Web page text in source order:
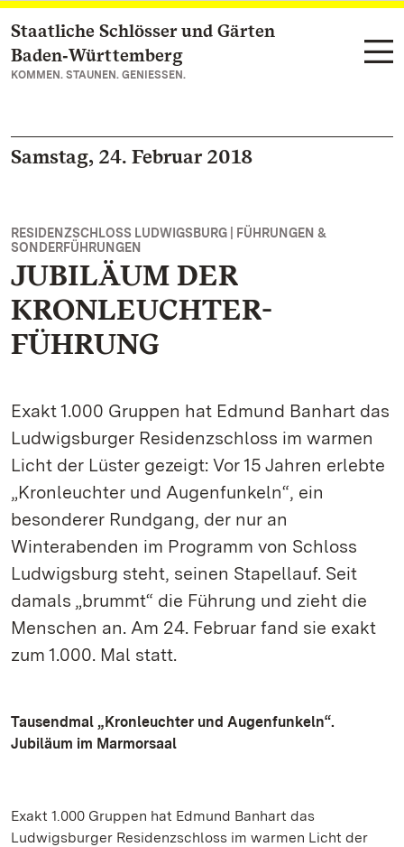
Zum Hauptinhalt springen
Staatliche Schlösser und Gärten
Baden‑Württemberg
KOMMEN. STAUNEN. GENIESSEN.
Samstag, 24. Februar 2018
RESIDENZSCHLOSS LUDWIGSBURG | FÜHRUNGEN &
SONDERFÜHRUNGEN
JUBILÄUM DER
KRONLEUCHTER-
FÜHRUNG
Exakt 1.000 Gruppen hat Edmund Banhart das
Ludwigsburger Residenzschloss im warmen
Licht der Lüster gezeigt: Vor 15 Jahren erlebte
„Kronleuchter und Augenfunkeln“, ein
besonderer Rundgang, der nur an
Winterabenden im Programm von Schloss
Ludwigsburg steht, seinen Stapellauf. Seit
damals „brummt“ die Führung und zieht die
Menschen an. Am 24. Februar fand sie exakt
zum 1.000. Mal statt.
Tausendmal „Kronleuchter und Augenfunkeln“.
Jubiläum im Marmorsaal
Exakt 1.000 Gruppen hat Edmund Banhart das
Ludwigsburger Residenzschloss im warmen Licht der